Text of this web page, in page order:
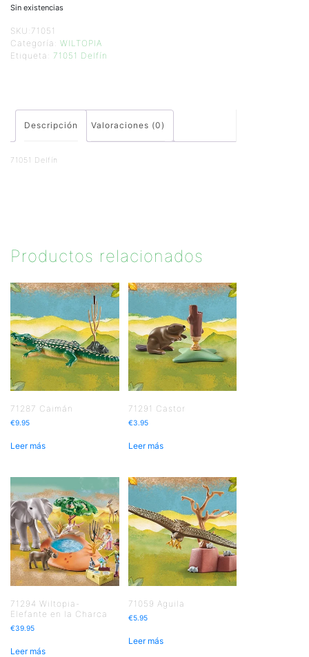
Sin existencias
SKU: 71051
Categoría: WILTOPIA
Etiqueta: 71051 Delfín
Descripción Valoraciones (0)
71051 Delfín
Productos relacionados
71287 Caimán
€9.95
Leer más
71291 Castor
€3.95
Leer más
71294 Wiltopia-
Elefante en la Charca
€39.95
Leer más
71059 Aguila
€5.95
Leer más